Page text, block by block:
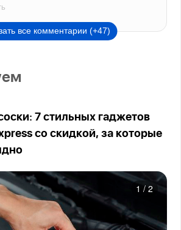
все комментарии (+47)
7 стильных гаджетов
со скидкой, за которые
1 / 2